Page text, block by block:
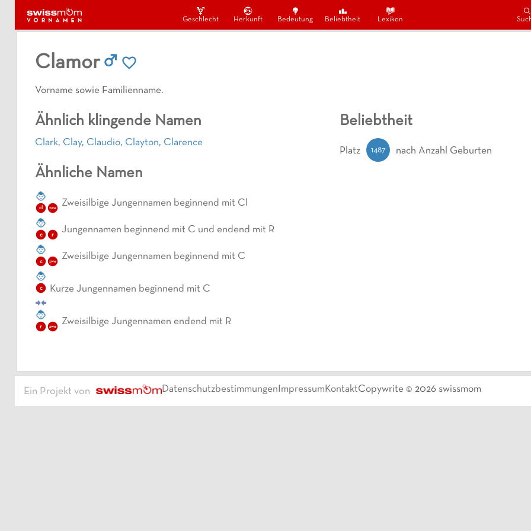
Geschlecht Herkunft Bedeutung Beliebtheit Lexikon
Clamor
Vorname sowie Familienname.
Ähnlich klingende Namen
Clark, Clay, Claudio, Clayton, Clarence
Ähnliche Namen
cl zwe Zweisilbige Jungennamen beginnend mit Cl
c r Jungennamen beginnend mit C und endend mit R
c zwe Zweisilbige Jungennamen beginnend mit C
c Kurze Jungennamen beginnend mit C
r zwe Zweisilbige Jungennamen endend mit R
Beliebtheit
Platz 1487 nach Anzahl Geburten
Ein Projekt von DatenschutzbestimmungenImpressumKontaktCopywrite © 2026 swissmom